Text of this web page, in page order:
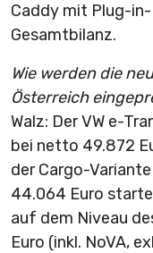
Caddy mit Plug-
Gesamtbilanz.
Wie werden die
Österreich
Walz: Der VW e-
bei netto 49.872
der Cargo-
44.064 Euro
auf dem Niveau
Euro (inkl. NoVA,